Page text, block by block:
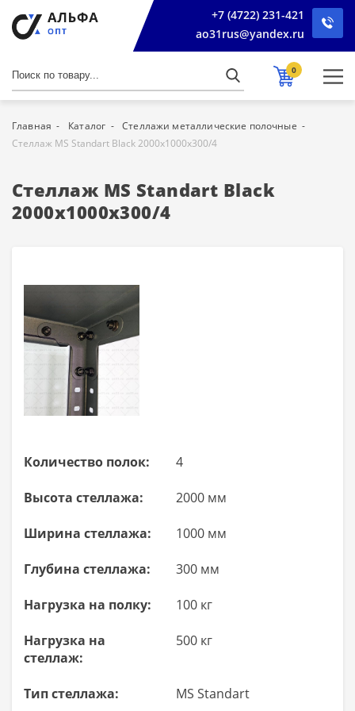
+7 (4722) 231-421
ao31rus@yandex.ru
0
Главная Каталог
Стеллажи металлические полочные
Стеллаж MS Standart Black 2000x1000x300/4
Стеллаж MS Standart Black
2000x1000x300/4
Количество полок: 4
Высота стеллажа: 2000 мм
Ширина стеллажа: 1000 мм
Глубина стеллажа: 300 мм
Нагрузка на полку: 100 кг
Нагрузка на
стеллаж:
500 кг
Тип стеллажа: MS Standart